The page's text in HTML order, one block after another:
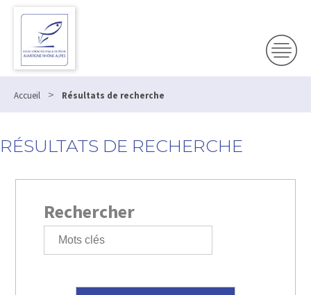
Accueil > Résultats de recherche
RÉSULTATS DE RECHERCHE
Rechercher